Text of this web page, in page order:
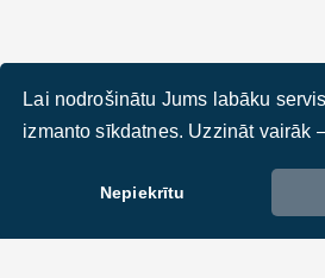
Lai nodrošinātu Jums labāku
izmanto sīkdatnes. Uzzināt vairāk
Nepiekrītu